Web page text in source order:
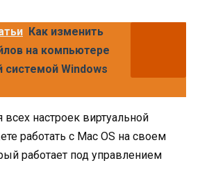
Как изменить
на компьютере
системой Windows
настроек виртуальной
работать с Mac OS на своем
работает под управлением